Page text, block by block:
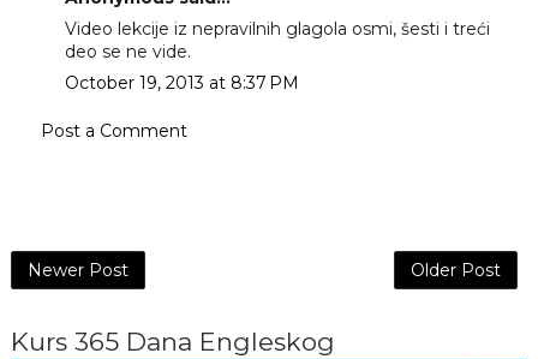
Video lekcije iz nepravilnih glagola osmi, šesti i treći
deo se ne vide.
October 19, 2013 at 8:37 PM
Post a Comment
Newer Post Older Post
Kurs 365 Dana Engleskog